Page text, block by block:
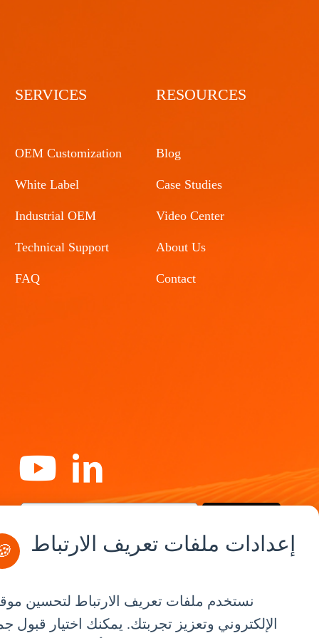
SERVICES
OEM Customization
White Label
Industrial OEM
Technical Support
FAQ
RESOURCES
Blog
Case Studies
Video Center
About Us
Contact
By Service
إعدادات ملفات تعريف الارتباط
نستخدم ملفات تعريف الارتباط لتحسين
الإلكتروني وتعزيز تجربتك. يمكنك اختيار قبول